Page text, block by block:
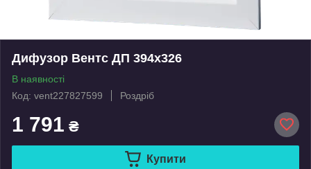
Дифузор Вентс ДП 394x326
В наявності
Код: vent227827599
Роздріб
1 791 ₴
Купити